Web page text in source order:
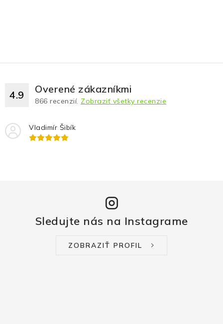
4.9 Overené zákazníkmi
866 recenzií. Zobraziť všetky recenzie
Vladimír Šibík
Sledujte nás na Instagrame
ZOBRAZIŤ PROFIL